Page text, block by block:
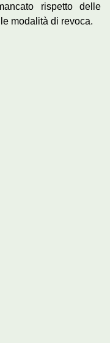
rispetto delle
modalità di revoca.